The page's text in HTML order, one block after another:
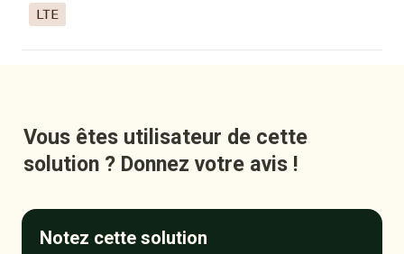
LTE
Vous êtes utilisateur de cette
solution ? Donnez votre avis !
Notez cette solution